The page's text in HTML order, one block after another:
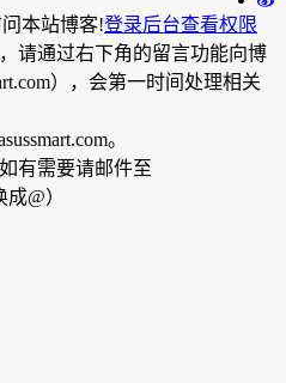
本站博客!登录后台查看权限
请通过右下角的留言功能向博
），会第一时间处理相关
。
有需要请邮件至
@）